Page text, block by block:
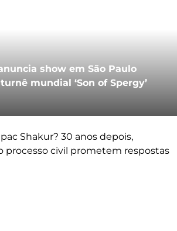
show em São Paulo
mundial ‘Son of Spergy’